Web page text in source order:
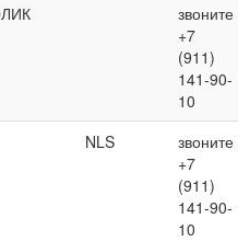
звоните
+7
(911)
141-90-
10
NLS
звоните
+7
(911)
141-90-
10